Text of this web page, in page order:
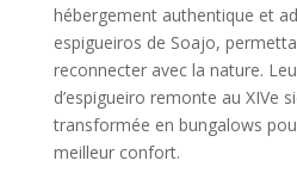
hébergement authentique et
espigueiros de Soajo,
reconnecter avec la nature.
d’espigueiro remonte au XIVe
transformée en bungalows
meilleur confort.